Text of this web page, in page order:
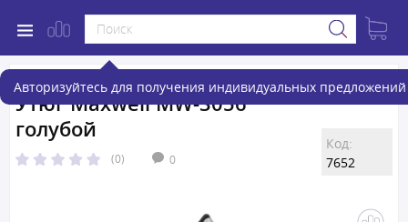
Авторизуйтесь для получения индивидуальных предложений
Утюг Maxwell MW-3056
голубой
(0) 0
Код:
7652